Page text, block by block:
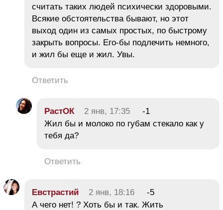
считать таких людей психически здоровыми.
Всякие обстоятельства бывают, но этот
выход один из самых простых, по быстрому
закрыть вопросы. Его-бы подлечить немного,
и жил бы еще и жил. Увы.
Ответить
РастОК 2 янв, 17:35
-1
Жил бы и молоко по губам стекало как у
тебя да?
Ответить
Евстрастий 2 янв, 18:16
-5
А чего нет! ? Хоть бы и так. Жить